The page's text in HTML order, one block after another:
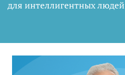
для интеллигентных людей